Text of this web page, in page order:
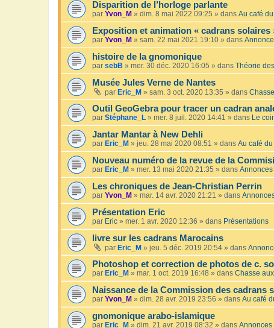
Disparition de l’horloge parlante
par Yvon_M » dim. 8 mai 2022 09:25 » dans Au café
Exposition et animation « cadrans solaires
par Yvon_M » sam. 22 mai 2021 19:10 » dans
histoire de la gnomonique
par sebB » mer. 30 déc. 2020 16:05 » dans Théorie
Musée Jules Verne de Nantes
par Eric_M » sam. 3 oct. 2020 13:35 » dans
Outil GeoGebra pour tracer un cadran
par Stéphane_L » mer. 8 juil. 2020 14:41 » dans Le
Jantar Mantar à New Dehli
par Eric_M » jeu. 28 mai 2020 08:51 » dans Au café
Nouveau numéro de la revue de la
par Eric_M » mer. 13 mai 2020 21:35 » dans Annonces
Les chroniques de Jean-Christian Perrin
par Yvon_M » mar. 14 avr. 2020 21:21 » dans
Présentation Eric
par Eric » mer. 1 avr. 2020 12:36 » dans Présentations
livre sur les cadrans Marocains
par Eric_M » jeu. 5 déc. 2019 20:54 » dans
Photoshop et correction de photos de c.
par Eric_M » mar. 1 oct. 2019 16:48 » dans Chasse
Naissance de la Commission des cadrans
par Yvon_M » dim. 28 avr. 2019 23:56 » dans Au café
gnomonique arabo-islamique
par Eric_M » dim. 21 avr. 2019 08:32 » dans Annonces